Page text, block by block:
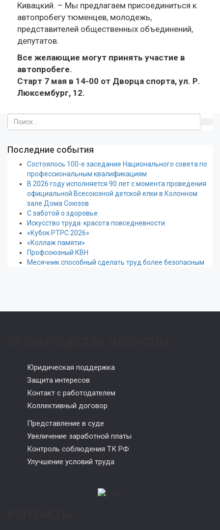
Кивацкий. – Мы предлагаем присоединиться к
автопробегу тюменцев, молодежь,
представителей общественных объединений,
депутатов.
Все желающие могут принять участие в
автопробеге.
Старт 7 мая в 14-00 от Дворца спорта, ул. Р.
Люксембург, 12.
Последние события
Состоялось 100-е заседание Национального совета по
профессиональным квалификациям
В 2026 году исполняется 90 лет с момента проведения
официальной Всесоюзной детской елки в Колонном
зале Дома Союзов
С заботой о здоровье
Искусство труда: красота повседневности
«Кубок РТРС 2026»
«Коллаж памяти»
Профсоюзный КВН
Месячник способный сделать труд более безопасным
Юридическая поддержка
Защита интересов
Контакт с работодателем
Коллективный договор
Представление в суде
Увеличение заработной платы
Контроль соблюдения ТК РФ
Улучшение условий труда